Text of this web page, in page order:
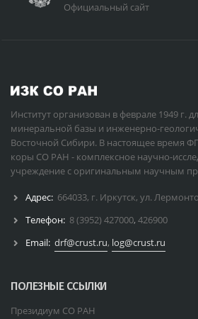
Официальный сайт
Институт организован в феврале 1949 г.
минеральной базы и инженерно-
Восточной Сибири. В настоящее время
коры СО РАН - комплексное научно-
учреждение с оригинальным научным
Адрес: 664033, г. Иркутск, ул.
Телефон: 8 (3952) 427000, 426900
Email: drf@crust.ru, log@crust.ru
ПОЛЕЗНЫЕ ССЫЛКИ
Президиум СО РАН